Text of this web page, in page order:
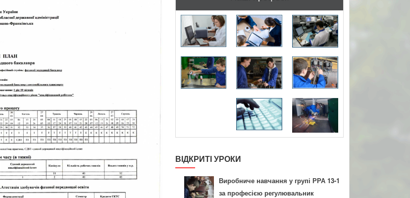
ВІДКРИТІ УРОКИ
Виробниче навчання у групі РРА 13-1
за професією регулювальник